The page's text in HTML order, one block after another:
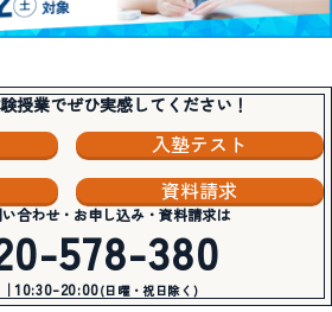
授業でぜひ実感してください！
入塾テスト
資料請求
合わせ・お申し込み・資料請求は
578-380
10:30-20:00(日曜・祝日除く)